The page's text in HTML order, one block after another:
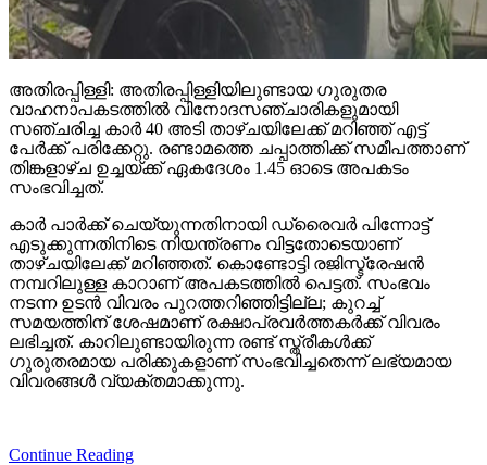
അതിരപ്പിള്ളി: അതിരപ്പിള്ളിയിലുണ്ടായ ഗുരുതര
വാഹനാപകടത്തില്‍ വിനോദസഞ്ചാരികളുമായി
സഞ്ചരിച്ച കാര്‍ 40 അടി താഴ്ചയിലേക്ക് മറിഞ്ഞ് എട്ട്
പേര്‍ക്ക് പരിക്കേറ്റു. രണ്ടാമത്തെ ചപ്പാത്തിക്ക് സമീപത്താണ്
തിങ്കളാഴ്ച ഉച്ചയ്ക്ക് ഏകദേശം 1.45 ഓടെ അപകടം
സംഭവിച്ചത്.
കാര്‍ പാര്‍ക്ക് ചെയ്യുന്നതിനായി ഡ്രൈവര്‍ പിന്നോട്ട്
എടുക്കുന്നതിനിടെ നിയന്ത്രണം വിട്ടതോടെയാണ്
താഴ്ചയിലേക്ക് മറിഞ്ഞത്. കൊണ്ടോട്ടി രജിസ്ട്രേഷന്‍
നമ്പറിലുള്ള കാറാണ് അപകടത്തില്‍ പെട്ടത്. സംഭവം
നടന്ന ഉടന്‍ വിവരം പുറത്തറിഞ്ഞിട്ടില്ല; കുറച്ച്
സമയത്തിന് ശേഷമാണ് രക്ഷാപ്രവര്‍ത്തകര്‍ക്ക് വിവരം
ലഭിച്ചത്. കാറിലുണ്ടായിരുന്ന രണ്ട് സ്ത്രീകള്‍ക്ക്
ഗുരുതരമായ പരിക്കുകളാണ് സംഭവിച്ചതെന്ന് ലഭ്യമായ
വിവരങ്ങള്‍ വ്യക്തമാക്കുന്നു.
Continue Reading